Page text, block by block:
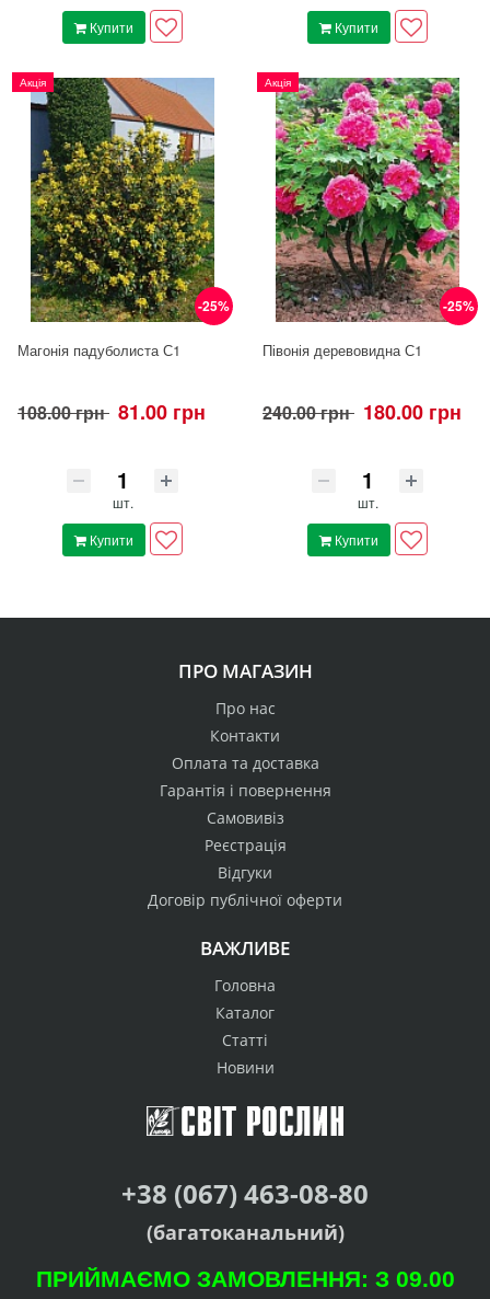
Купити Купити
-25%
Акція
Магонія падуболиста С1
108.00 грн 81.00 грн
шт.
Купити
-25%
Акція
Півонія деревовидна С1
240.00 грн 180.00 грн
шт.
Купити
ПРО МАГАЗИН
Про нас
Контакти
Оплата та доставка
Гарантія і повернення
Самовивіз
Реєстрація
Відгуки
Договір публічної оферти
ВАЖЛИВЕ
Головна
Каталог
Статті
Новини
+38 (067) 463-08-80
(багатоканальний)
ПРИЙМАЄМО ЗАМОВЛЕННЯ: З 09.00